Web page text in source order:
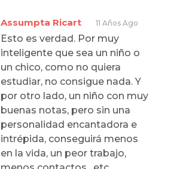
Assumpta Ricart 11 Años Ago
Esto es verdad. Por muy
inteligente que sea un niño o
un chico, como no quiera
estudiar, no consigue nada. Y
por otro lado, un niño con muy
buenas notas, pero sin una
personalidad encantadora e
intrépida, conseguirá menos
en la vida, un peor trabajo,